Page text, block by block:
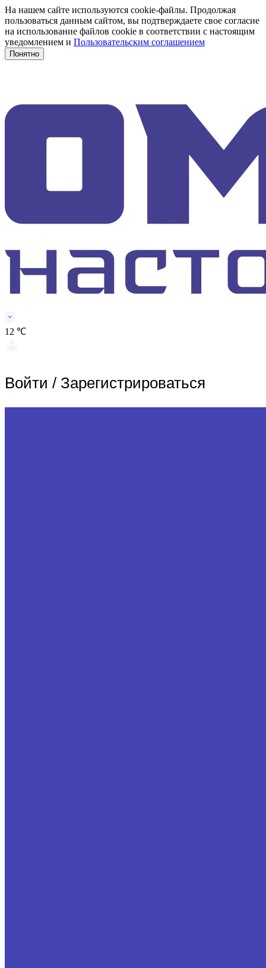
На нашем сайте используются cookie-файлы. Продолжая
пользоваться данным сайтом, вы подтверждаете свое согласие
на использование файлов cookie в соответствии с настоящим
уведомлением и Пользовательским соглашением
Понятно
12 ℃
Войти / Зарегистрироваться